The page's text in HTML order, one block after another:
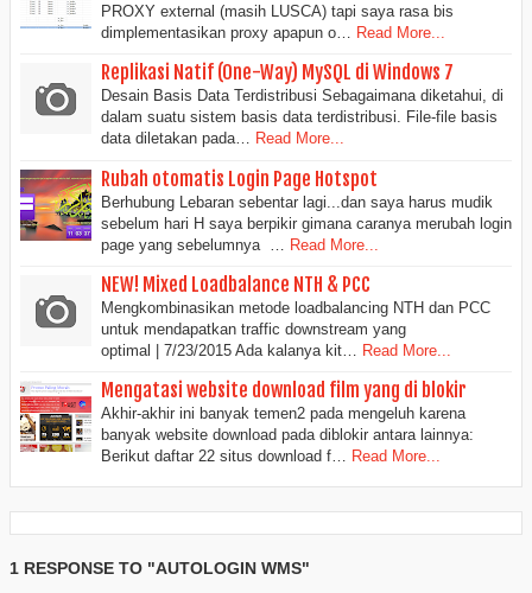
PROXY external (masih LUSCA) tapi saya rasa bis
dimplementasikan proxy apapun o… Read More...
Replikasi Natif (One-Way) MySQL di Windows 7
Desain Basis Data Terdistribusi Sebagaimana diketahui, di
dalam suatu sistem basis data terdistribusi. File-file basis
data diletakan pada… Read More...
Rubah otomatis Login Page Hotspot
Berhubung Lebaran sebentar lagi...dan saya harus mudik
sebelum hari H saya berpikir gimana caranya merubah login
page yang sebelumnya …
Read More...
NEW! Mixed Loadbalance NTH & PCC
Mengkombinasikan metode loadbalancing NTH dan PCC
untuk mendapatkan traffic downstream yang
optimal | 7/23/2015 Ada kalanya kit…
Read More...
Mengatasi website download film yang di blokir
Akhir-akhir ini banyak temen2 pada mengeluh karena
banyak website download pada diblokir antara lainnya:
Berikut daftar 22 situs download f… Read More...
1 RESPONSE TO "AUTOLOGIN WMS"